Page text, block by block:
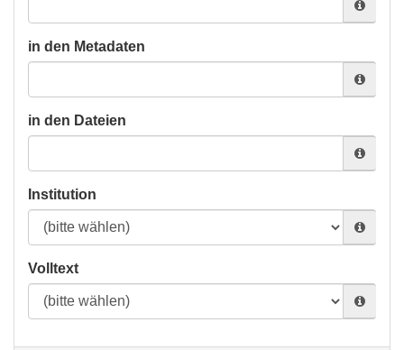
in den Metadaten
in den Dateien
Institution
Volltext